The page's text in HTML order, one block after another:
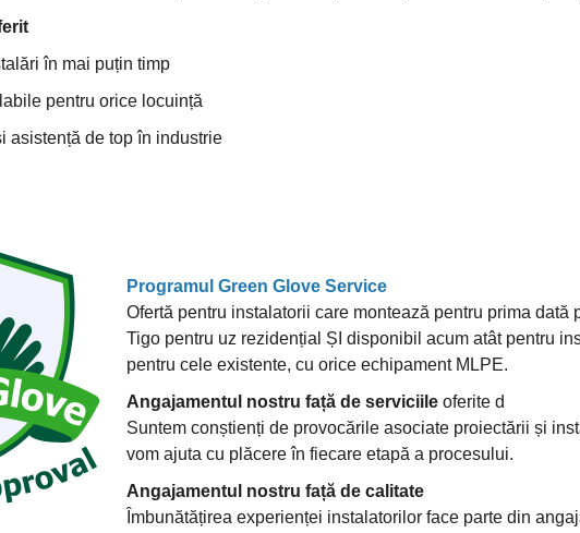
în mai puțin timp
pentru orice locuință
asistență de top în industrie
Programul Green Glove Service
Ofertă pentru instalatorii care montează pentru prima dată
Tigo pentru uz rezidențial ȘI disponibil acum atât pentru
pentru cele existente, cu orice echipament MLPE.
Angajamentul nostru față de serviciile oferite d
Suntem conștienți de provocările asociate proiectării și
vom ajuta cu plăcere în fiecare etapă a procesului.
Angajamentul nostru față de calitate
Îmbunătățirea experienței instalatorilor face parte din